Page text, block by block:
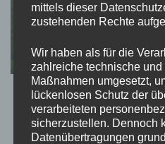
Uganda Erlebnis-
Juwel Afrikas entdecken
9. Juni 2025
mittels dieser
zustehenden Rechte
Wir haben als für die
zahlreiche technische
Maßnahmen umgesetzt,
lückenlosen Schutz der
verarbeiteten
sicherzustellen. Dennoch
Datenübertragungen